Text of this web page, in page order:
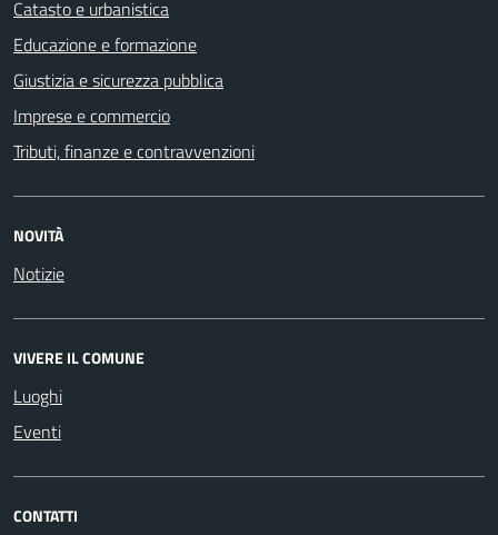
Catasto e urbanistica
Educazione e formazione
Giustizia e sicurezza pubblica
Imprese e commercio
Tributi, finanze e contravvenzioni
NOVITÀ
Notizie
VIVERE IL COMUNE
Luoghi
Eventi
CONTATTI